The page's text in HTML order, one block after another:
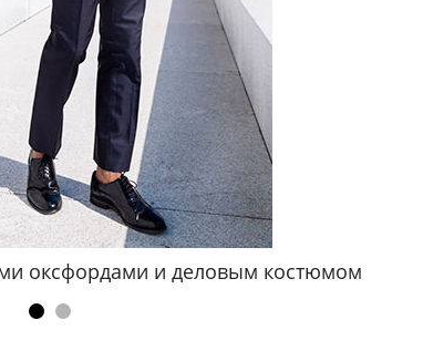
оксфордами и деловым костюмом